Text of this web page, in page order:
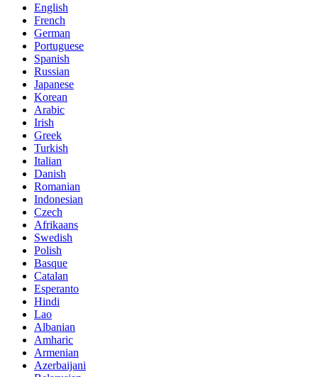
English
French
German
Portuguese
Spanish
Russian
Japanese
Korean
Arabic
Irish
Greek
Turkish
Italian
Danish
Romanian
Indonesian
Czech
Afrikaans
Swedish
Polish
Basque
Catalan
Esperanto
Hindi
Lao
Albanian
Amharic
Armenian
Azerbaijani